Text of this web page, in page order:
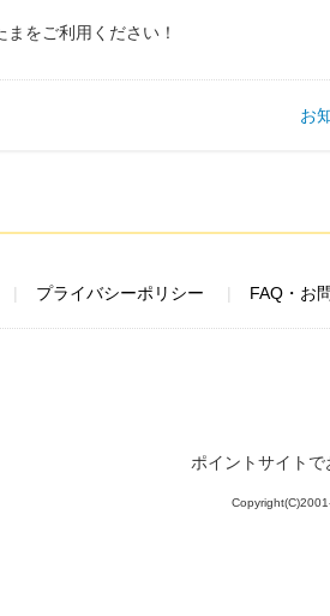
をご利用ください！
お
プライバシーポリシー FAQ・お
ポイントサイトで